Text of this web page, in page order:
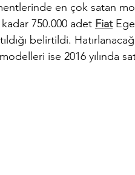
en çok satan
750.000 adet Fiat
belirtildi.
ise 2016 yılında